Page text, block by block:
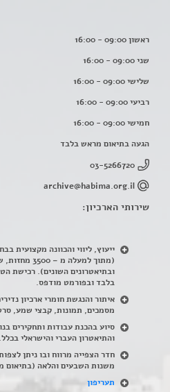
ראשון 09:00 - 16:00
שני 09:00 - 16:00
שלישי 09:00 - 16:00
רביעי 09:00 - 16:00
חמישי 09:00 - 16:00
הגעה בתיאום מראש בלבד
03-5266720
archive@habima.org.il
שירותי הארכיון:
ייעוץ, ליווי והכוונה מקצועית
(מתוך למעלה
ובתיאטרונים השונים). רכישת
בלבד ובפורמט מודפס.
איתור והנגשת חומרי ארכיון
מסמכים, תמונות, קבצי שמע,
סיוע בהכנת עבודות ותחקירים
והתיאטרון העברי והישראלי בכלל.
משנות השבעים והלאה (בתיאום
תעריפון